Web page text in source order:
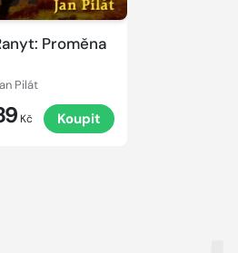
Proměna
Pilát
Kč Koupit